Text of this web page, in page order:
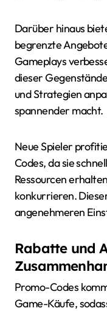
Darüber hinaus
begrenzte
Gameplays
dieser
und Strategien
spannender macht.
Neue Spieler
Codes, da sie
Ressourcen
konkurrieren.
angenehmeren
Rabatte und
Promo-Codes
Game-Käufe,